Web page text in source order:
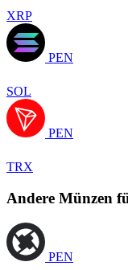
XRP
PEN
SOL
PEN
TRX
Andere Münzen
PEN